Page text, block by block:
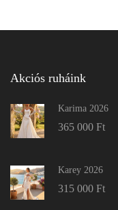
Akciós ruháink
Karima 2026
365 000 Ft
Karey 2026
315 000 Ft